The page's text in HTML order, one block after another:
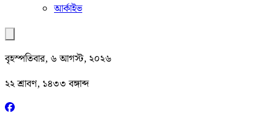
আর্কাইভ
বৃহস্পতিবার, ৬ আগস্ট, ২০২৬
২২ শ্রাবণ, ১৪৩৩ বঙ্গাব্দ